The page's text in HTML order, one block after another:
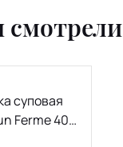
смотрели
суповая
Ferme 400